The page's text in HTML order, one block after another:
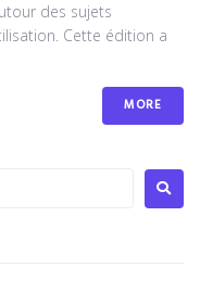
des sujets
Cette édition a
MORE